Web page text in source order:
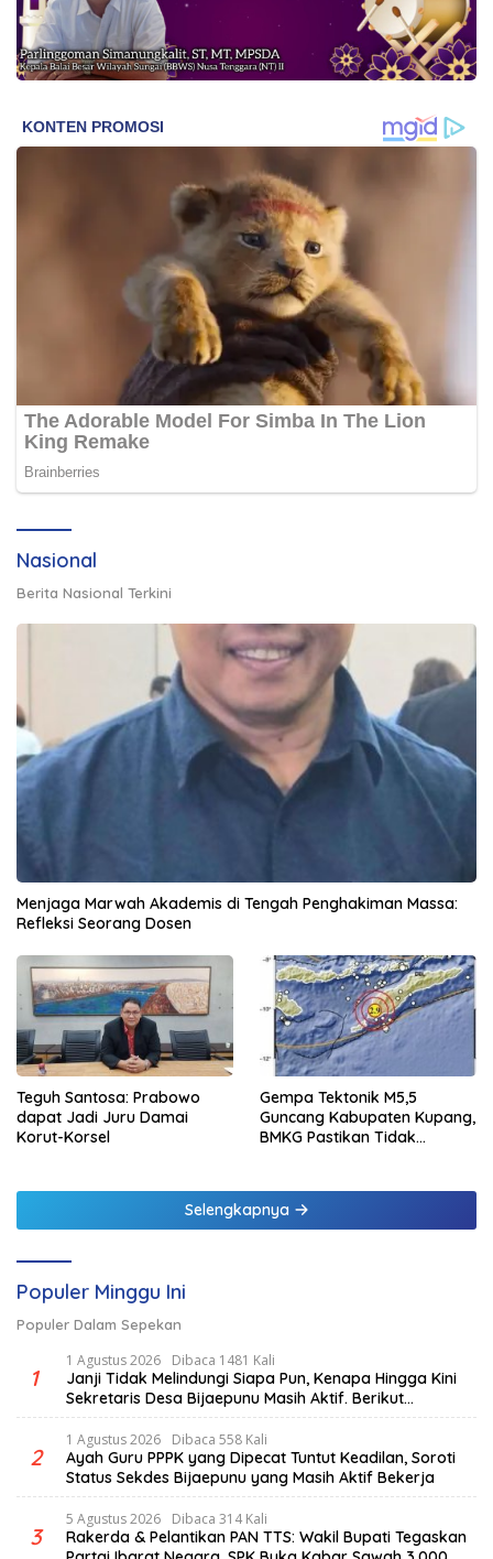
Nasional
Berita Nasional Terkini
Menjaga Marwah Akademis di Tengah Penghakiman Massa:
Refleksi Seorang Dosen
Teguh Santosa: Prabowo
dapat Jadi Juru Damai
Korut-Korsel
Gempa Tektonik M5,5
Guncang Kabupaten Kupang,
BMKG Pastikan Tidak
Selengkapnya
Populer Minggu Ini
Populer Dalam Sepekan
1
1 Agustus 2026 Dibaca 1481 Kali
Janji Tidak Melindungi Siapa Pun, Kenapa Hingga Kini
Sekretaris Desa Bijaepunu Masih Aktif. Berikut
penjelasan Ketua Komisi I DPRD TTS.
2
1 Agustus 2026 Dibaca 558 Kali
Ayah Guru PPPK yang Dipecat Tuntut Keadilan, Soroti
Status Sekdes Bijaepunu yang Masih Aktif Bekerja
3
5 Agustus 2026 Dibaca 314 Kali
Rakerda & Pelantikan PAN TTS: Wakil Bupati Tegaskan